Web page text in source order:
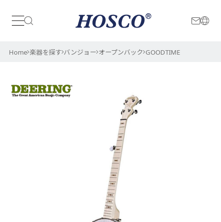
日本 International
Home 楽器を探す バンジョー オープンバック GOODTIME